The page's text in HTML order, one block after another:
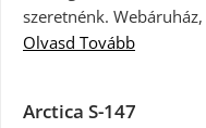
szeretnénk.
Olvasd Tovább
Arctica S-147